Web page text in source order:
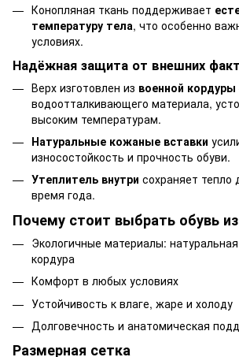
Конопляная ткань поддерживает
температуру тела, что особенно
условиях.
Надёжная защита от внешних
Верх изготовлен из военной кордуры
водоотталкивающего материала,
высоким температурам.
Натуральные кожаные вставки
износостойкость и прочность обуви.
Утеплитель внутри сохраняет тепло
время года.
Почему стоит выбрать обувь
Экологичные материалы:
кордура
Комфорт в любых условиях
Устойчивость к влаге, жаре и холоду
Долговечность и анатомическая
Размерная сетка